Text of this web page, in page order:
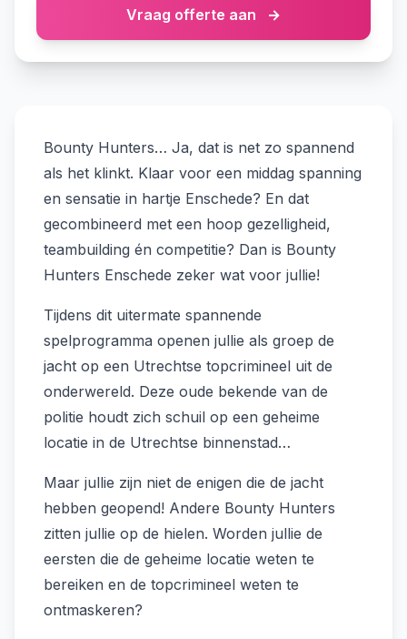
Vraag offerte aan →
Bounty Hunters… Ja, dat is net zo spannend
als het klinkt. Klaar voor een middag spanning
en sensatie in hartje Enschede? En dat
gecombineerd met een hoop gezelligheid,
teambuilding én competitie? Dan is Bounty
Hunters Enschede zeker wat voor jullie!
Tijdens dit uitermate spannende
spelprogramma openen jullie als groep de
jacht op een Utrechtse topcrimineel uit de
onderwereld. Deze oude bekende van de
politie houdt zich schuil op een geheime
locatie in de Utrechtse binnenstad…
Maar jullie zijn niet de enigen die de jacht
hebben geopend! Andere Bounty Hunters
zitten jullie op de hielen. Worden jullie de
eersten die de geheime locatie weten te
bereiken en de topcrimineel weten te
ontmaskeren?